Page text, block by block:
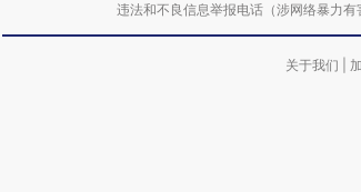
违法和不良信息举报电话（涉网络暴力
关于我们